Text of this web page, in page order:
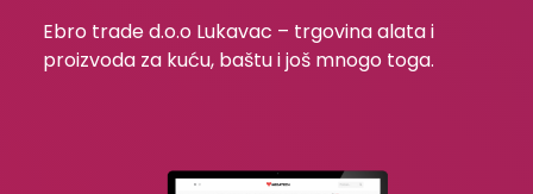
Ebro trade d.o.o Lukavac – trgovina alata i
proizvoda za kuću, baštu i još mnogo toga.